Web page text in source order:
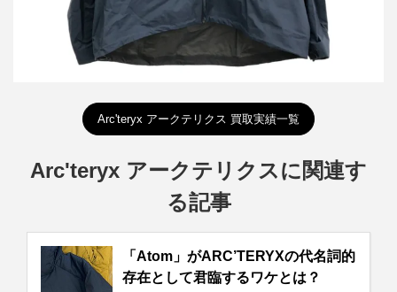
Arc'teryx アークテリクス 買取実績一覧
Arc'teryx アークテリクスに関連す
る記事
「Atom」がARC’TERYXの代名詞的
存在として君臨するワケとは？